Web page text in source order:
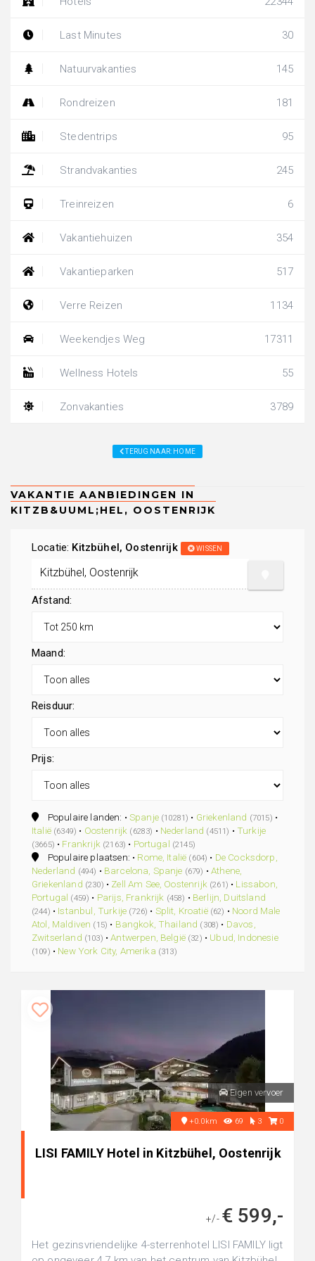
Last Minutes 30
Natuurvakanties 145
Rondreizen 181
Stedentrips 95
Strandvakanties 245
Treinreizen 6
Vakantiehuizen 354
Vakantieparken 517
Verre Reizen 1134
Weekendjes Weg 17311
Wellness Hotels 55
Zonvakanties 3789
TERUG NAAR: HOME
Locatie: Kitzbühel, Oostenrijk WISSEN
Afstand:
Maand:
Reisduur:
Prijs:
Populaire landen: •Spanje (10281) • Griekenland (7015) •
Italië (6349) • Oostenrijk (6283) • Nederland (4511) • Turkije
(3665) • Frankrijk (2163) • Portugal (2145)
Populaire plaatsen: • Rome, Italië (604) • De Cocksdorp,
Nederland (494) • Barcelona, Spanje (679) •Athene,
Griekenland (230) • Zell Am See, Oostenrijk (261) • Lissabon,
Portugal (459) • Parijs, Frankrijk (458) • Berlijn, Duitsland
(244) • Istanbul, Turkije (726) • Split, Kroatië (62) • Noord Male
Atol, Maldiven (15) • Bangkok, Thailand (308) • Davos,
Zwitserland (103) •Antwerpen, België (32) • Ubud, Indonesie
(109) • New York City, Amerika (313)
Eigen vervoer
+0.0km 69 3 0
LISI FAMILY Hotel in Kitzbühel, Oostenrijk
+/- € 599,-
Het gezinsvriendelijke 4-sterrenhotel LISI FAMILY ligt